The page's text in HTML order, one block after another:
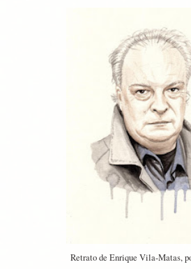
Retrato de Enrique Vila-Matas,